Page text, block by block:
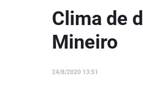
Clima de
Mineiro
24/8/2020 13:51